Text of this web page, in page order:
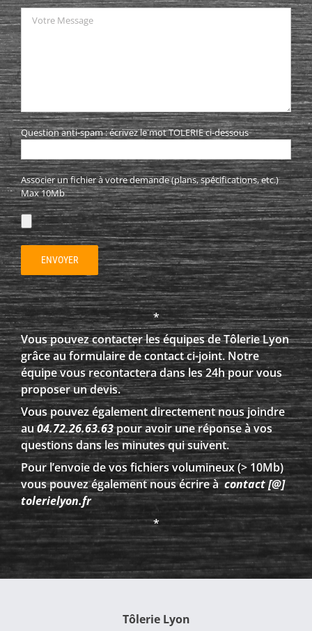
Question anti-spam : écrivez le mot TOLERIE ci-dessous
Associer un fichier à votre demande (plans, spécifications, etc.)
Max 10Mb
*
Vous pouvez contacter les équipes de Tôlerie Lyon
grâce au formulaire de contact ci-joint. Notre
équipe vous recontactera dans les 24h pour vous
proposer un devis.
Vous pouvez également directement nous joindre
au04.72.26.63.63pour avoir une réponse à vos
questions dans les minutes qui suivent.
Pour l’envoie de vos fichiers volumineux (> 10Mb)
vous pouvez également nous écrire àcontact [@]
tolerielyon.fr
*
Tôlerie Lyon